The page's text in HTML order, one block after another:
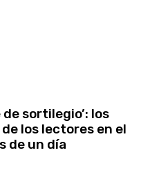
sortilegio’: los
los lectores en el
de un día